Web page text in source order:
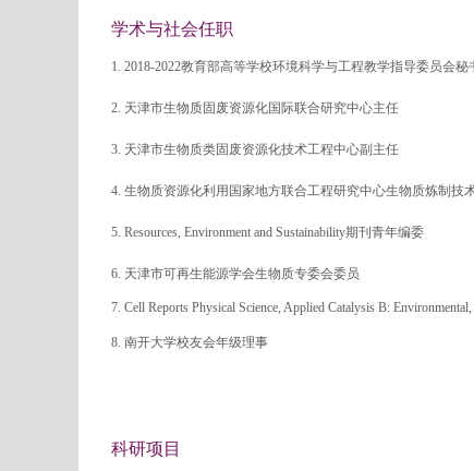
学术与社会任职
1. 2018-2022教育部高等学校环境科学与工程教学指导委员会秘
2. 天津市生物质固废资源化国际联合研究中心主任
3. 天津市生物质类固废资源化技术工程中心副主任
4. 生物质资源化利用国家地方联合工程研究中心生物质炼制技
5. Resources, Environment and Sustainability期刊青年编委
6. 天津市可再生能源学会生物质专委会委员
7. Cell Reports Physical Science, Applied Catalysis B:
8. 南开大学校友会年级理事
科研项目